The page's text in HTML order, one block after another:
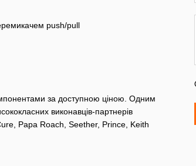
push/pull
за доступною ціною. Одним
виконавців-партнерів
Papa Roach, Seether, Prince, Keith